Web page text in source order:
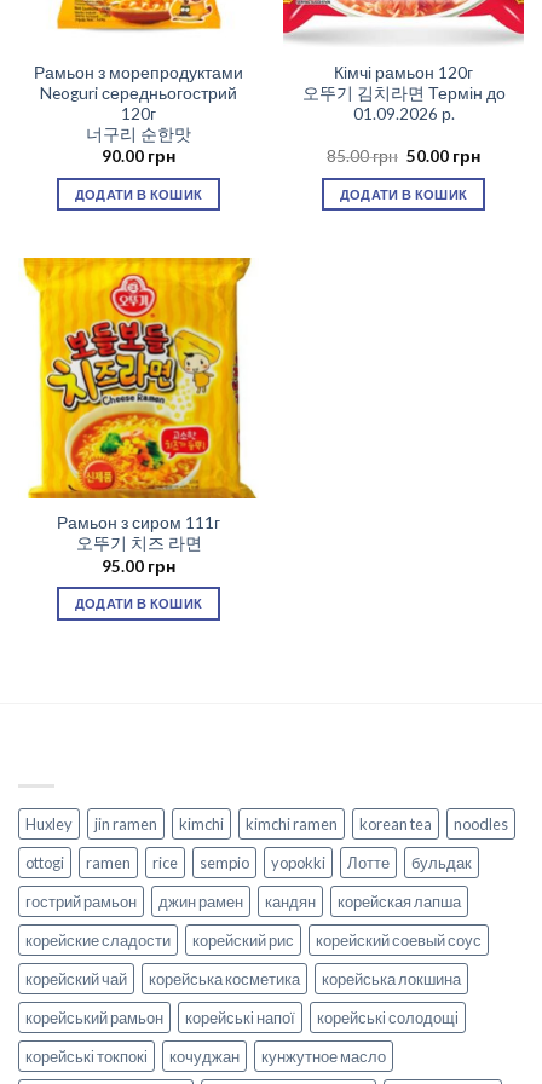
Рамьон з морепродуктами
Neoguri середньогострий
120г
너구리 순한맛
90.00 грн
ДОДАТИ В КОШИК
Кімчі рамьон 120г
오뚜기 김치라면 Термін до
01.09.2026 р.
85.00грн Оригінальна
85.00 грн.
50.00 грн
50.00
ДОДАТИ В КОШИК
Рамьон з сиром 111г
오뚜기 치즈 라면
95.00 грн
ДОДАТИ В КОШИК
Huxley jin ramen kimchi kimchi ramen korean tea
noodles
ottogi
ramen rice sempio yopokki Лотте
бульдак
гострий рамьон
джин рамен кандян
корейская лапша
корейские сладости
корейский рис
корейский соевый соус
корейский чай
корейська косметика
корейська локшина
корейський рамьон
корейські напої
корейські солодощі
корейські токпокі
кочуджан кунжутное масло